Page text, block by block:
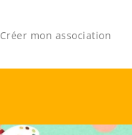
Créer mon association